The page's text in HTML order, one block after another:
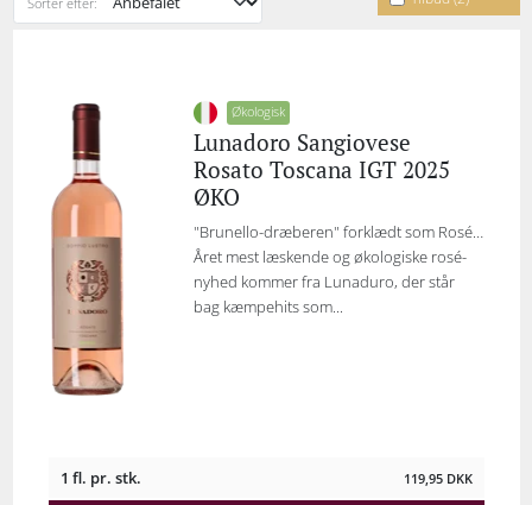
Økologisk
Lunadoro Sangiovese
Rosato Toscana IGT 2025
ØKO
"Brunello-dræberen" forklædt som Rosé…
Året mest læskende og økologiske rosé-
nyhed kommer fra Lunaduro, der står
bag kæmpehits som...
1 fl. pr. stk. 119,95 DKK